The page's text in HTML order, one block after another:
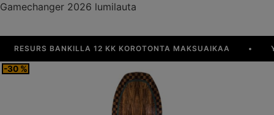
Gamechanger 2026 lumilauta
BANKILLA 12 KK KOROTONTA MAKSUAIKAA • YLI
-30 %